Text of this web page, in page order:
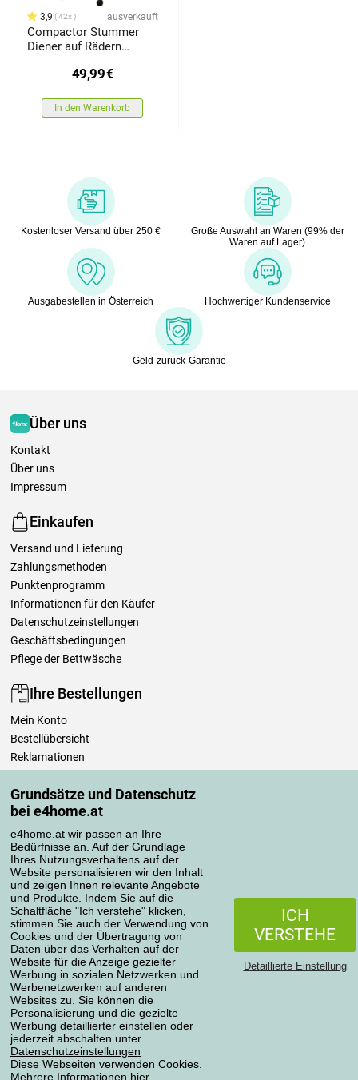
Grundsätze und Datenschutz
bei e4home.at
e4home.at wir passen an Ihre
Bedürfnisse an. Auf der Grundlage
Ihres Nutzungsverhaltens auf der
Website personalisieren wir den Inhalt
und zeigen Ihnen relevante Angebote
und Produkte. Indem Sie auf die
Schaltfläche "Ich verstehe" klicken,
stimmen Sie auch der Verwendung von
Cookies und der Übertragung von
Daten über das Verhalten auf der
Website für die Anzeige gezielter
Werbung in sozialen Netzwerken und
Werbenetzwerken auf anderen
Websites zu. Sie können die
Personalisierung und die gezielte
Werbung detaillierter einstellen oder
jederzeit abschalten unter
Datenschutzeinstellungen
Diese Webseiten verwenden Cookies.
Mehrere Informationen hier.
ICH
VERSTEHE
Detaillierte Einstellung
3,9 42x ausverkauft
Compactor Stummer
Diener auf Rädern
49,99€
In den Warenkorb
Kostenloser Versand über 250 €
Große Auswahl an Waren (99% der
Waren auf Lager)
Ausgabestellen in Österreich Hochwertiger Kundenservice
Geld-zurück-Garantie
Über uns
Kontakt
Über uns
Impressum
Einkaufen
Versand und Lieferung
Zahlungsmethoden
Punktenprogramm
Informationen für den Käufer
Datenschutzeinstellungen
Geschäftsbedingungen
Pflege der Bettwäsche
Ihre Bestellungen
Mein Konto
Bestellübersicht
Reklamationen
Einfach mehr wissen
Richtlinien zur Verarbeitung von Bewertungen
Transportarten
Zahlungsmethoden
Datenschutzerklärung